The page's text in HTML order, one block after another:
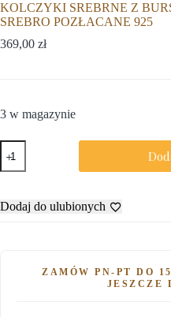
KOLCZYKI SREBRNE Z
SREBRO POZŁACANE 925
369,00 zł
3 w magazynie
Dodaj do ulubionych
ZAMÓW PN-PT DO
JESZCZE